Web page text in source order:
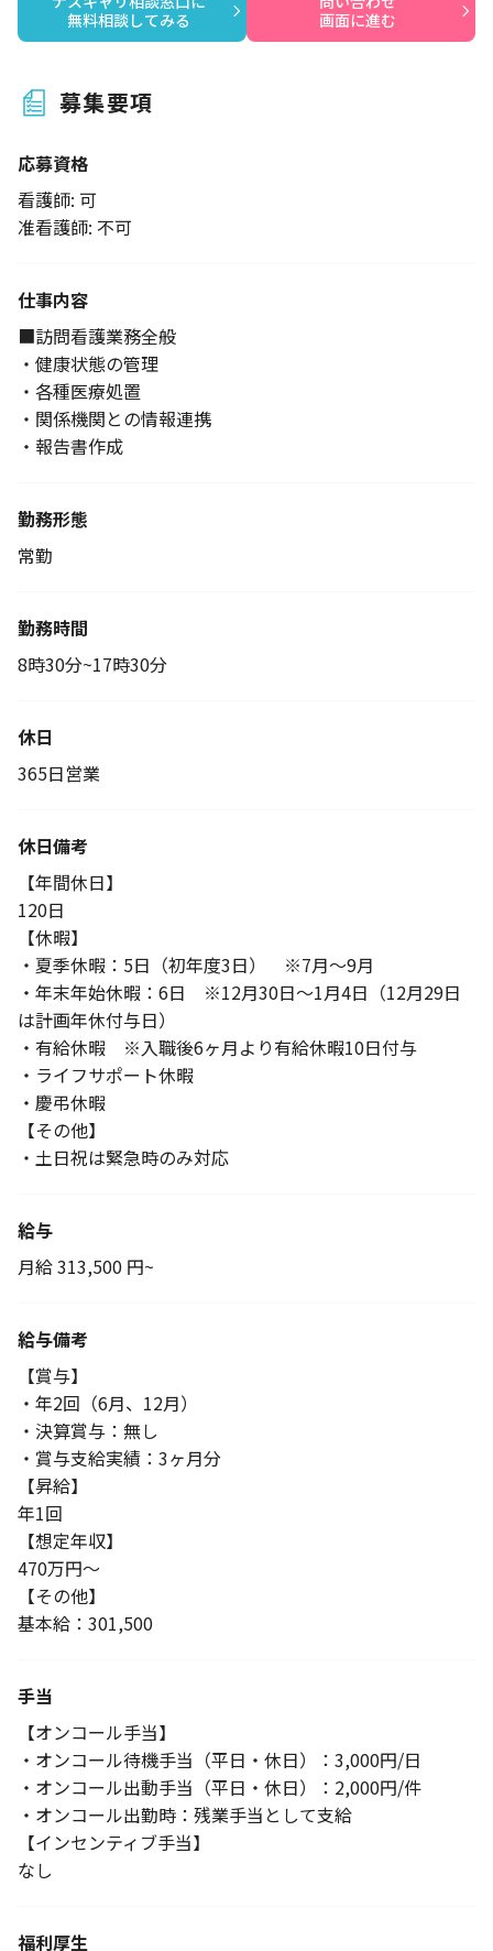
無料相談してみる
画面に進む
募集要項
応募資格
看護師: 可
准看護師: 不可
仕事内容
■訪問看護業務全般
・健康状態の管理
・各種医療処置
・関係機関との情報連携
・報告書作成
勤務形態
常勤
勤務時間
8時30分~17時30分
休日
365日営業
休日備考
【年間休日】
120日
【休暇】
・夏季休暇：5日（初年度3日） ※7月〜9月
・年末年始休暇：6日 ※12月30日～1月4日（12月29日
は計画年休付与日）
・有給休暇 ※入職後6ヶ月より有給休暇10日付与
・ライフサポート休暇
・慶弔休暇
【その他】
・土日祝は緊急時のみ対応
給与
月給 313,500 円~
給与備考
【賞与】
・年2回（6月、12月）
・決算賞与：無し
・賞与支給実績：3ヶ月分
【昇給】
年1回
【想定年収】
470万円～
【その他】
基本給：301,500
手当
【オンコール手当】
・オンコール待機手当（平日・休日）：3,000円/日
・オンコール出動手当（平日・休日）：2,000円/件
・オンコール出勤時：残業手当として支給
【インセンティブ手当】
なし
福利厚生